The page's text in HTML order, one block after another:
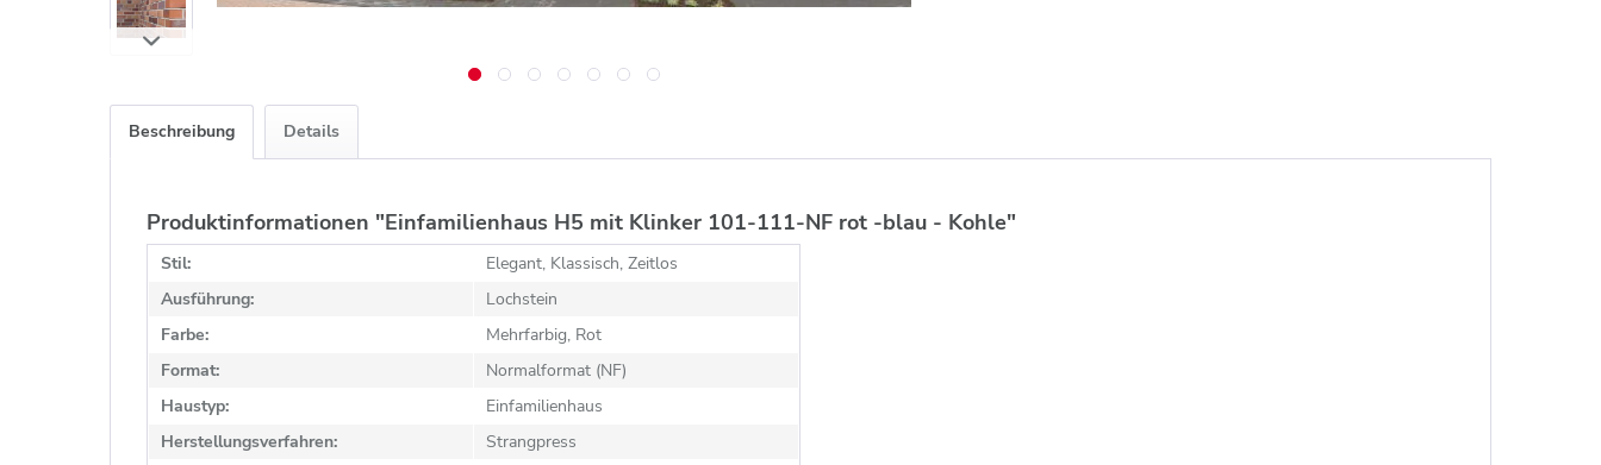
Beschreibung Details
Produktinformationen "Einfamilienhaus H5 mit Klinker 101-111-NF rot -blau - Kohle"
Stil:
Elegant, Klassisch, Zeitlos
Ausführung:
Lochstein
Farbe:
Mehrfarbig, Rot
Format:
Normalformat (NF)
Haustyp:
Einfamilienhaus
Herstellungsverfahren:
Strangpress